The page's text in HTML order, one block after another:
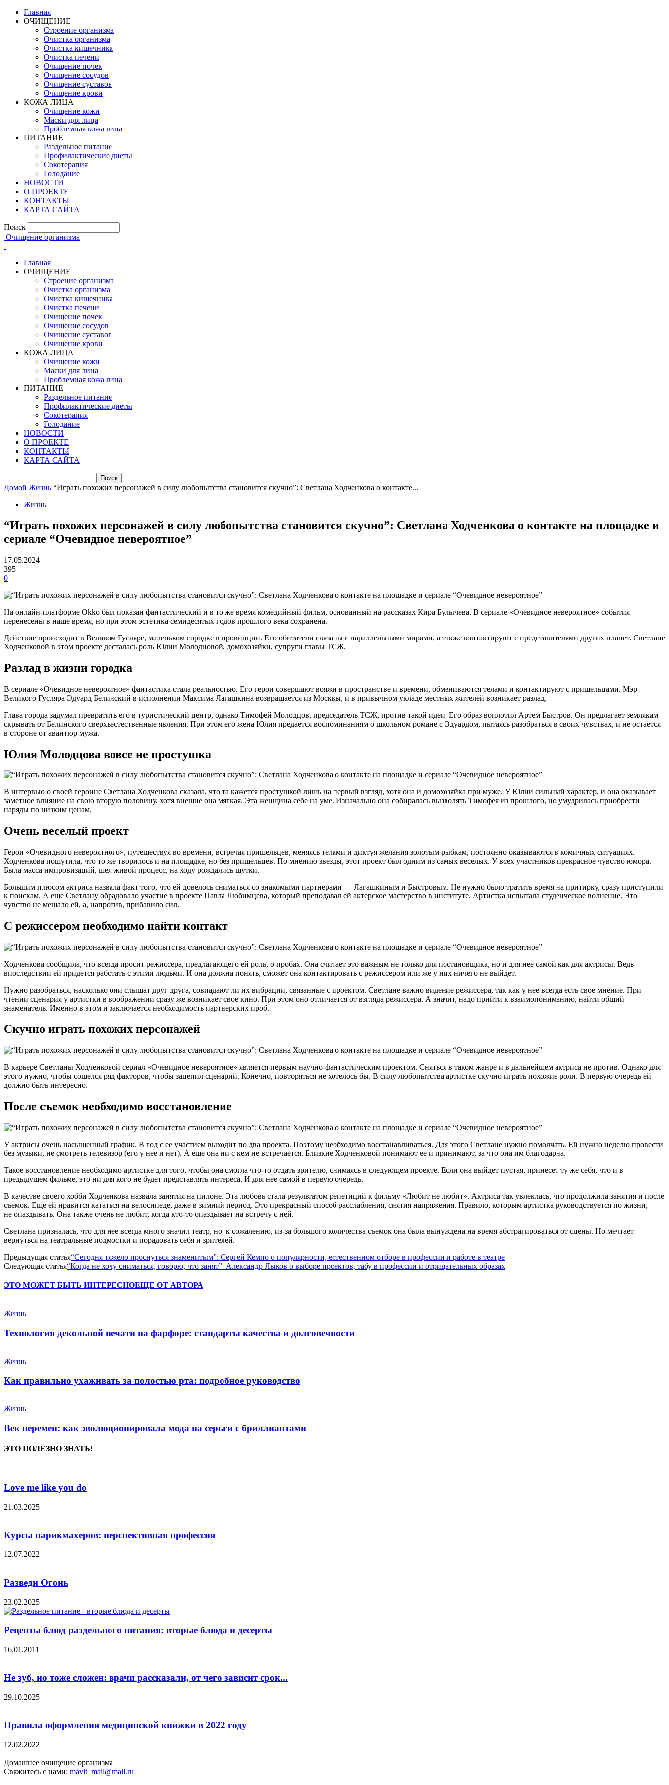
Главная
ОЧИЩЕНИЕ
Строение организма
Очистка организма
Очистка кишечника
Очистка печени
Очищение почек
Очищение сосудов
Очищение суставов
Очищение крови
КОЖА ЛИЦА
Очищение кожи
Маски для лица
Проблемная кожа лица
ПИТАНИЕ
Раздельное питание
Профилактические диеты
Сокотерапия
Голодание
НОВОСТИ
О ПРОЕКТЕ
КОНТАКТЫ
КАРТА САЙТА
Поиск
Очищение организма
Главная
ОЧИЩЕНИЕ
Строение организма
Очистка организма
Очистка кишечника
Очистка печени
Очищение почек
Очищение сосудов
Очищение суставов
Очищение крови
КОЖА ЛИЦА
Очищение кожи
Маски для лица
Проблемная кожа лица
ПИТАНИЕ
Раздельное питание
Профилактические диеты
Сокотерапия
Голодание
НОВОСТИ
О ПРОЕКТЕ
КОНТАКТЫ
КАРТА САЙТА
Домой Жизнь “Играть похожих персонажей в силу любопытства становится скучно”: Светлана Ходченкова о контакте...
Жизнь
“Играть похожих персонажей в силу любопытства становится скучно”: Светлана Ходченкова о контакте на площадке и
сериале “Очевидное невероятное”
17.05.2024
395
0
На онлайн-платформе Okko был показан фантастический и в то же время комедийный фильм, основанный на рассказах Кира Булычева. В сериале «Очевидное невероятное» события
перенесены в наше время, но при этом эстетика семидесятых годов прошлого века сохранена.
Действие происходит в Великом Гусляре, маленьком городке в провинции. Его обитатели связаны с параллельными мирами, а также контактируют с представителями других планет. Светлане
Ходченковой в этом проекте досталась роль Юлии Молодцовой, домохозяйки, супруги главы ТСЖ.
Разлад в жизни городка
В сериале «Очевидное невероятное» фантастика стала реальностью. Его герои совершают вояжи в пространстве и времени, обмениваются телами и контактируют с пришельцами. Мэр
Великого Гусляра Эдуард Белинский в исполнении Максима Лагашкина возвращается из Москвы, и в привычном укладе местных жителей возникает разлад.
Глава города задумал превратить его в туристический центр, однако Тимофей Молодцов, председатель ТСЖ, против такой идеи. Его образ воплотил Артем Быстров. Он предлагает землякам
скрывать от Белинского сверхъестественные явления. При этом его жена Юлия предается воспоминаниям о школьном романе с Эдуардом, пытаясь разобраться в своих чувствах, и не остается
в стороне от авантюр мужа.
Юлия Молодцова вовсе не простушка
В интервью о своей героине Светлана Ходченкова сказала, что та кажется простушкой лишь на первый взгляд, хотя она и домохозяйка при муже. У Юлии сильный характер, и она оказывает
заметное влияние на свою вторую половину, хотя внешне она мягкая. Эта женщина себе на уме. Изначально она собиралась вызволять Тимофея из прошлого, но умудрилась приобрести
наряды по низким ценам.
Очень веселый проект
Герои «Очевидного невероятного», путешествуя во времени, встречая пришельцев, меняясь телами и диктуя желания золотым рыбкам, постоянно оказываются в комичных ситуациях.
Ходченкова пошутила, что то же творилось и на площадке, но без пришельцев. По мнению звезды, этот проект был одним из самых веселых. У всех участников прекрасное чувство юмора.
Была масса импровизаций, шел живой процесс, на ходу рождались шутки.
Большим плюсом актриса назвала факт того, что ей довелось сниматься со знакомыми партнерами — Лагашкиным и Быстровым. Не нужно было тратить время на притирку, сразу приступили
к поискам. А еще Светлану обрадовало участие в проекте Павла Любимцева, который преподавал ей актерское мастерство в институте. Артистка испытала студенческое волнение. Это
чувство не мешало ей, а, напротив, прибавило сил.
С режиссером необходимо найти контакт
Ходченкова сообщила, что всегда просит режиссера, предлагающего ей роль, о пробах. Она считает это важным не только для постановщика, но и для нее самой как для актрисы. Ведь
впоследствии ей придется работать с этими людьми. И она должна понять, сможет она контактировать с режиссером или же у них ничего не выйдет.
Нужно разобраться, насколько они слышат друг друга, совпадают ли их вибрации, связанные с проектом. Светлане важно видение режиссера, так как у нее всегда есть свое мнение. При
чтении сценария у артистки в воображении сразу же возникает свое кино. При этом оно отличается от взгляда режиссера. А значит, надо прийти к взаимопониманию, найти общий
знаменатель. Именно в этом и заключается необходимость партнерских проб.
Скучно играть похожих персонажей
В карьере Светланы Ходченковой сериал «Очевидное невероятное» является первым научно-фантастическим проектом. Сняться в таком жанре и в дальнейшем актриса не против. Однако для
этого нужно, чтобы сошелся ряд факторов, чтобы зацепил сценарий. Конечно, повторяться не хотелось бы. В силу любопытства артистке скучно играть похожие роли. В первую очередь ей
должно быть интересно.
После съемок необходимо восстановление
У актрисы очень насыщенный график. В год с ее участием выходит по два проекта. Поэтому необходимо восстанавливаться. Для этого Светлане нужно помолчать. Ей нужно неделю провести
без музыки, не смотреть телевизор (его у нее и нет). А еще она ни с кем не встречается. Близкие Ходченковой понимают ее и принимают, за что она им благодарна.
Такое восстановление необходимо артистке для того, чтобы она смогла что-то отдать зрителю, снимаясь в следующем проекте. Если она выйдет пустая, принесет ту же себя, что и в
предыдущем фильме, это ни для кого не будет представлять интереса. И для нее самой в первую очередь.
В качестве своего хобби Ходченкова назвала занятия на пилоне. Эта любовь стала результатом репетиций к фильму «Любит не любит». Актриса так увлеклась, что продолжила занятия и после
съемок. Еще ей нравится кататься на велосипеде, даже в зимний период. Это прекрасный способ расслабления, снятия напряжения. Правило, которым артистка руководствуется по жизни, —
не опаздывать. Она также очень не любит, когда кто-то опаздывает на встречу с ней.
Светлана призналась, что для нее всегда много значил театр, но, к сожалению, из-за большого количества съемок она была вынуждена на время абстрагироваться от сцены. Но мечтает
вернуться на театральные подмостки и порадовать себя и зрителей.
Предыдущая статья“Сегодня тяжело проснуться знаменитым”: Сергей Кемпо о популярности, естественном отборе в профессии и работе в театре
Следующая статья“Когда не хочу сниматься, говорю, что занят”: Александр Лыков о выборе проектов, табу в профессии и отрицательных образах
ЭТО МОЖЕТ БЫТЬ ИНТЕРЕСНОЕЩЕ ОТ АВТОРА
Жизнь
Технология декольной печати на фарфоре: стандарты качества и долговечности
Жизнь
Как правильно ухаживать за полостью рта: подробное руководство
Жизнь
Век перемен: как эволюционировала мода на серьги с бриллиантами
ЭТО ПОЛЕЗНО ЗНАТЬ!
Love me like you do
21.03.2025
Курсы парикмахеров: перспективная профессия
12.07.2022
Разведи Огонь
23.02.2025
Рецепты блюд раздельного питания: вторые блюда и десерты
16.01.2011
Не зуб, но тоже сложен: врачи рассказали, от чего зависит срок...
29.10.2025
Правила оформления медицинской книжки в 2022 году
12.02.2022
Домашнее очищение организма
Свяжитесь с нами: mavit_mail@mail.ru